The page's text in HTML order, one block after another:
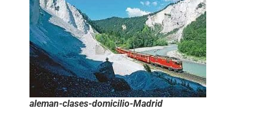
aleman-clases-domicilio-Madrid